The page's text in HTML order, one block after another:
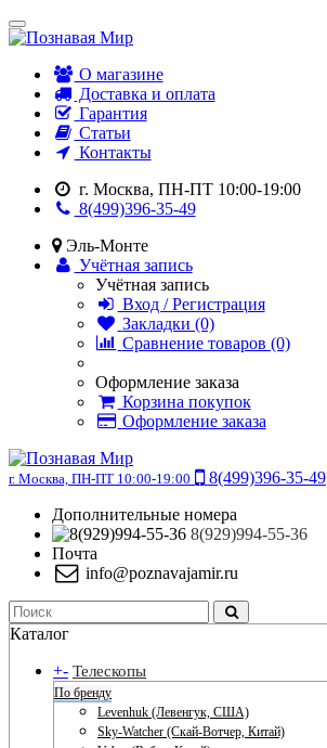
О магазине
Доставка и оплата
Гарантия
Статьи
Контакты
г. Москва, ПН-ПТ 10:00-19:00
8(499)396-35-49
Эль-Монте
Учётная запись
Учётная запись
Вход / Регистрация
Закладки (0)
Сравнение товаров (0)
Оформление заказа
Корзина покупок
Оформление заказа
г. Москва, ПН-ПТ 10:00-19:00
8(499)396-35-49
Дополнительные номера
8(929)994-55-36
Почта
info@poznavajamir.ru
Каталог
+- Телескопы
По бренду
Levenhuk (Левенгук, США)
Sky-Watcher (Скай-Вотчер, Китай)